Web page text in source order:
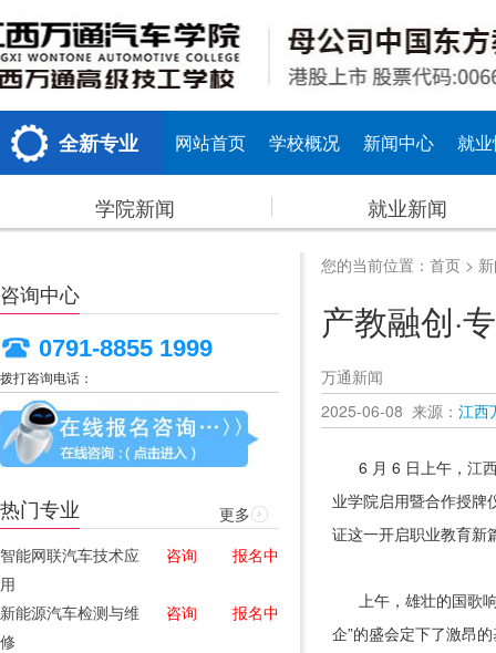
全新专业 网站首页 学校概况 新闻中心 就
学院新闻 就业新闻
咨询中心
0791-8855 1999
拨打咨询电话：
热门专业
更多
智能网联汽车技术应
用
咨询 报名中
新能源汽车检测与维
修
咨询 报名中
您的当前位置： 首页 >
产教融创·
万通新闻
2025-06-08 来源： 江西
6 月 6 日上午， 江
业学院启用暨合作授牌
证这一开启职业教育新
上午，雄壮的国歌响
企”的盛会定下了激昂